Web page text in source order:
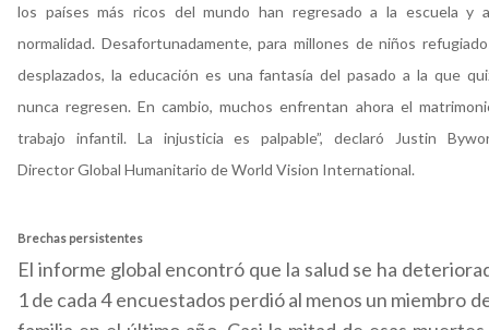
los países más ricos del mundo han regresado a la escuela y
normalidad. Desafortunadamente, para millones de niños
desplazados, la educación es una fantasía del pasado a la que
nunca regresen. En cambio, muchos enfrentan ahora el
trabajo infantil. La injusticia es palpable”, declaró Justin
Director Global Humanitario de World Vision International.
Brechas persistentes
El informe global encontró que la salud se ha
1 de cada 4 encuestados perdió al menos un miembro